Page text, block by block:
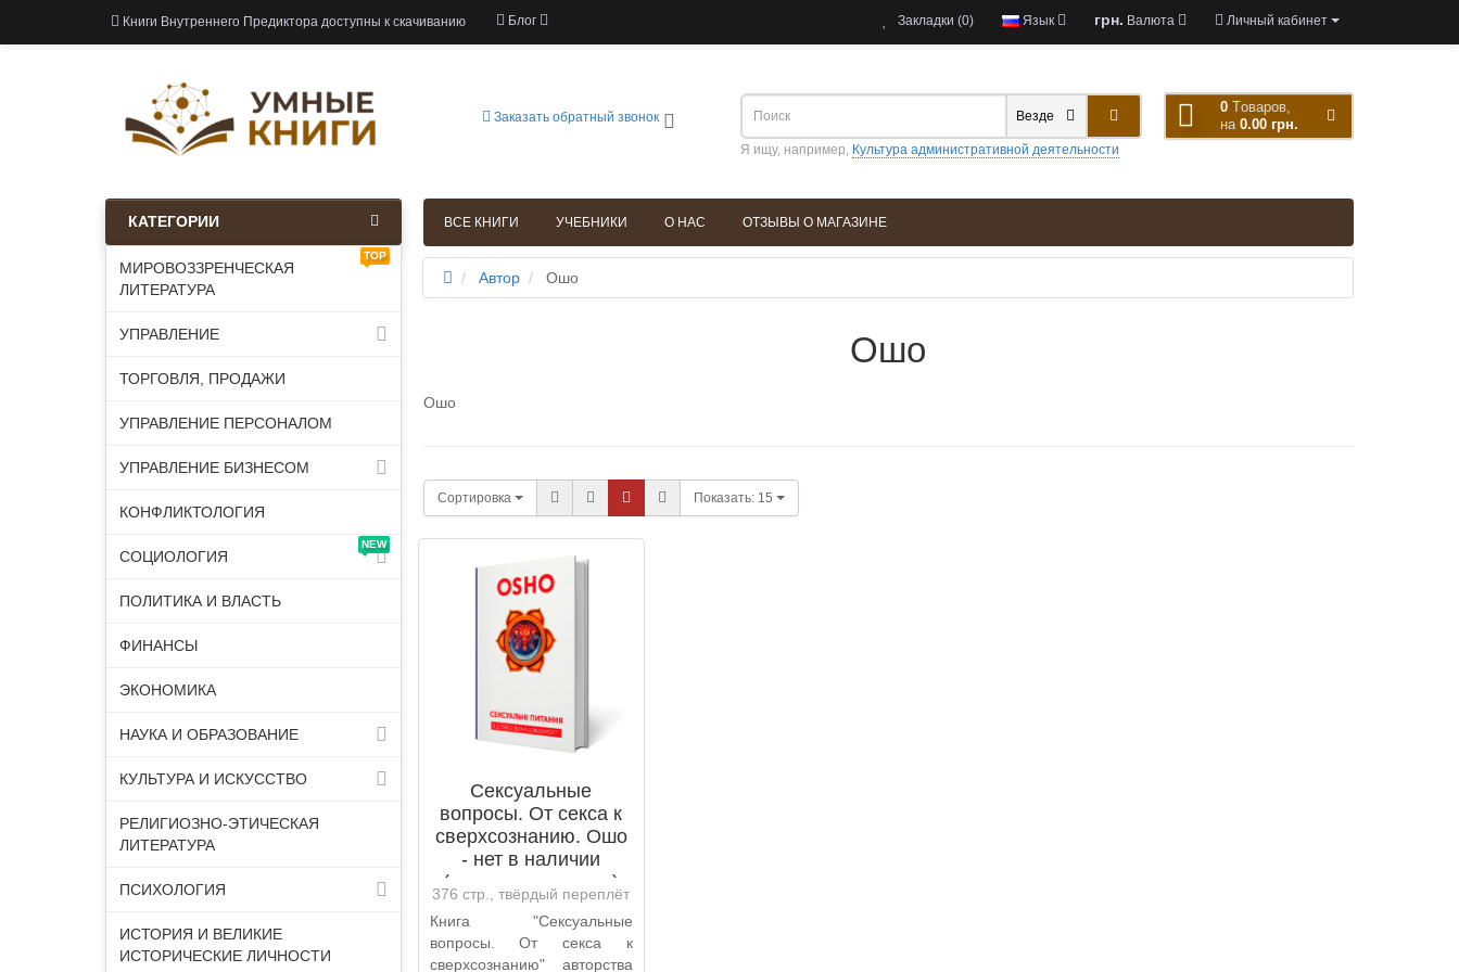
Книги Внутреннего Предиктора доступны к скачиванию Блог Личный кабинет
грн. Валюта
Язык
Закладки (0)
Заказать обратный звонок
0 Tоваров,
на 0.00 грн.
Везде
Я ищу, например, Культура административной деятельности
ВСЕ КНИГИ УЧЕБНИКИ О НАС ОТЗЫВЫ О МАГАЗИНЕ
КАТЕГОРИИ
TOP
МИРОВОЗЗРЕНЧЕСКАЯ
ЛИТЕРАТУРА
УПРАВЛЕНИЕ
ТОРГОВЛЯ, ПРОДАЖИ
УПРАВЛЕНИЕ ПЕРСОНАЛОМ
УПРАВЛЕНИЕ БИЗНЕСОМ
КОНФЛИКТОЛОГИЯ
NEW
СОЦИОЛОГИЯ
ПОЛИТИКА И ВЛАСТЬ
ФИНАНСЫ
ЭКОНОМИКА
НАУКА И ОБРАЗОВАНИЕ
КУЛЬТУРА И ИСКУССТВО
РЕЛИГИОЗНО-ЭТИЧЕСКАЯ
ЛИТЕРАТУРА
ПСИХОЛОГИЯ
ИСТОРИЯ И ВЕЛИКИЕ
ИСТОРИЧЕСКИЕ ЛИЧНОСТИ
Автор Ошо
Ошо
Ошо
Сортировка Показать: 15
Сексуальные
вопросы. От секса к
сверхсознанию. Ошо
- нет в наличии
(закончился тираж)
376 стр., твёрдый переплёт
Книга "Сексуальные
вопросы. От секса к
сверхсознанию" авторства